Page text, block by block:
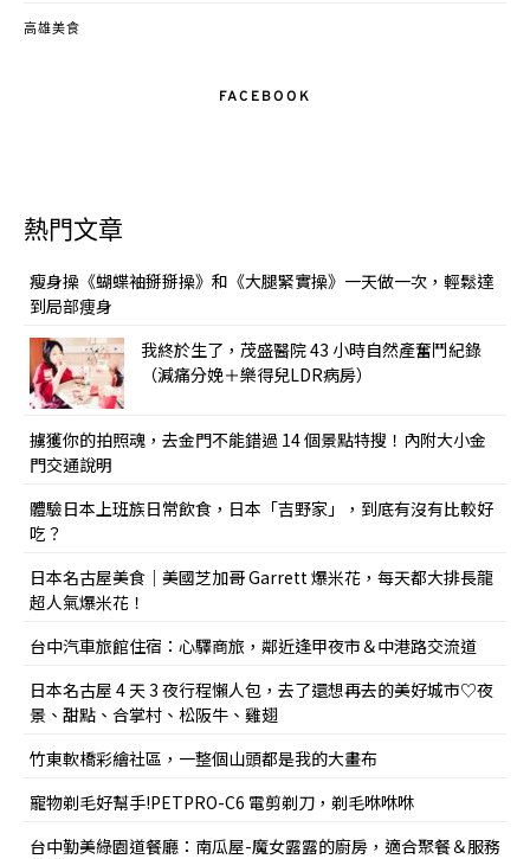
高雄美食
FACEBOOK
熱門文章
瘦身操《蝴蝶袖掰掰操》和《大腿緊實操》一天做一次，輕鬆達
到局部痩身
我終於生了，茂盛醫院 43 小時自然產奮鬥紀錄
（減痛分娩＋樂得兒LDR病房）
擄獲你的拍照魂，去金門不能錯過 14 個景點特搜！內附大小金
門交通說明
體驗日本上班族日常飲食，日本「吉野家」，到底有沒有比較好
吃？
日本名古屋美食｜美國芝加哥 Garrett 爆米花，每天都大排長龍
超人氣爆米花！
台中汽車旅館住宿：心驛商旅，鄰近逢甲夜市＆中港路交流道
日本名古屋 4 天 3 夜行程懶人包，去了還想再去的美好城市♡夜
景、甜點、合掌村、松阪牛、雞翅
竹東軟橋彩繪社區，一整個山頭都是我的大畫布
寵物剃毛好幫手!PETPRO-C6 電剪剃刀，剃毛咻咻咻
台中勤美綠園道餐廳：南瓜屋-魔女露露的廚房，適合聚餐＆服務